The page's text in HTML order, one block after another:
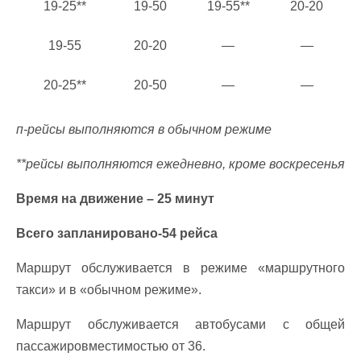
19-25** 19-50 19-55** 20-20
19-55 20-20 — —
20-25** 20-50 — —
п-рейсы выполняются в обычном режиме
**рейсы выполняются ежедневно, кроме воскресенья
Время на движение – 25 минут
Всего запланировано-54 рейса
Маршрут обслуживается в режиме «маршрутного
такси» и в «обычном режиме».
Маршрут обслуживается автобусами с общей
пассажировместимостью от 36.